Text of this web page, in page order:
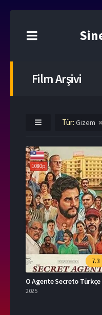
Film Arşivi
Tür: Gizem
1080p
7.3
2025